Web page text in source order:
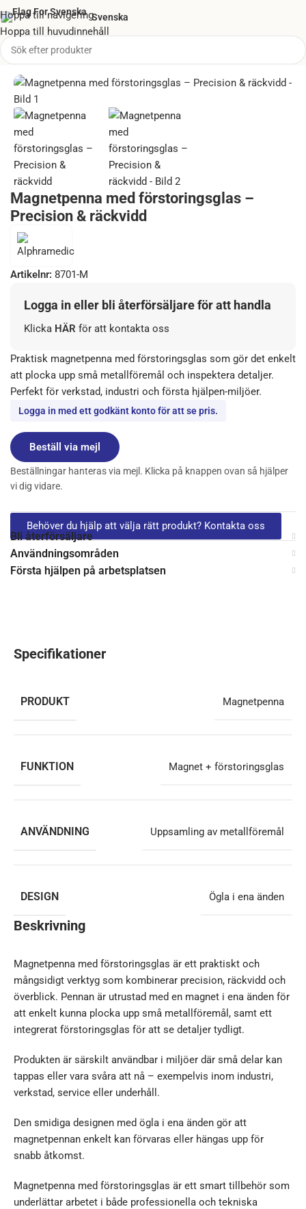
Hoppa till navigering
Hoppa till huvudinnehåll
Svenska
Ögonskada
Magnetpenna med förstoringsglas –
Precision & räckvidd
Artikelnr: 8701-M
Logga in eller bli återförsäljare för att handla
Klicka HÄR för att kontakta oss
Praktisk magnetpenna med förstoringsglas som gör det enkelt
att plocka upp små metallföremål och inspektera detaljer.
Perfekt för verkstad, industri och första hjälpen-miljöer.
Logga in med ett godkänt konto för att se pris.
Beställ via mejl
Beställningar hanteras via mejl. Klicka på knappen ovan så hjälper
vi dig vidare.
Behöver du hjälp att välja rätt produkt? Kontakta oss
Bli återförsäljare
Användningsområden
Första hjälpen på arbetsplatsen
Specifikationer
PRODUKT Magnetpenna
FUNKTION Magnet + förstoringsglas
ANVÄNDNING Uppsamling av metallföremål
DESIGN Ögla i ena änden
Beskrivning
Magnetpenna med förstoringsglas är ett praktiskt och
mångsidigt verktyg som kombinerar precision, räckvidd och
överblick. Pennan är utrustad med en magnet i ena änden för
att enkelt kunna plocka upp små metallföremål, samt ett
integrerat förstoringsglas för att se detaljer tydligt.
Produkten är särskilt användbar i miljöer där små delar kan
tappas eller vara svåra att nå – exempelvis inom industri,
verkstad, service eller underhåll.
Den smidiga designen med ögla i ena änden gör att
magnetpennan enkelt kan förvaras eller hängas upp för
snabb åtkomst.
Magnetpenna med förstoringsglas är ett smart tillbehör som
underlättar arbetet i både professionella och tekniska